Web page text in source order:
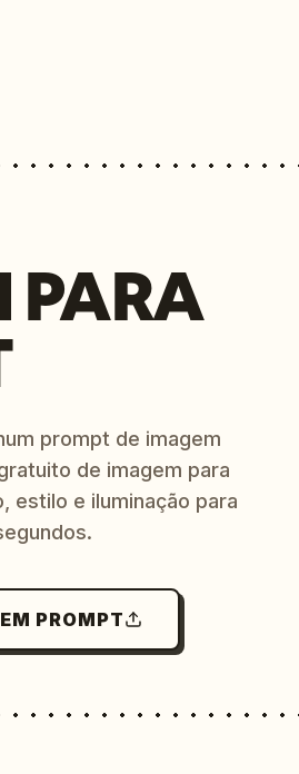
PARA
prompt de imagem
de imagem para
estilo e iluminação para
PROMPT